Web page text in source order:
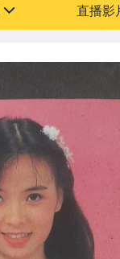
直播影